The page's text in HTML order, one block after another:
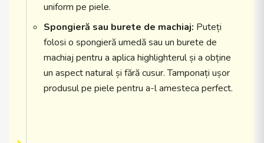
uniform pe piele.
Spongieră sau burete de machiaj: Puteți
folosi o spongieră umedă sau un burete de
machiaj pentru a aplica highlighterul și a obține
un aspect natural și fără cusur. Tamponați ușor
produsul pe piele pentru a-l amesteca perfect.